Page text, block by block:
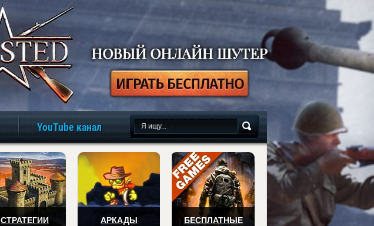
игры онлайн бесплатно
YouTube канал
СТРАТЕГИИ АРКАДЫ БЕСПЛАТНЫЕ